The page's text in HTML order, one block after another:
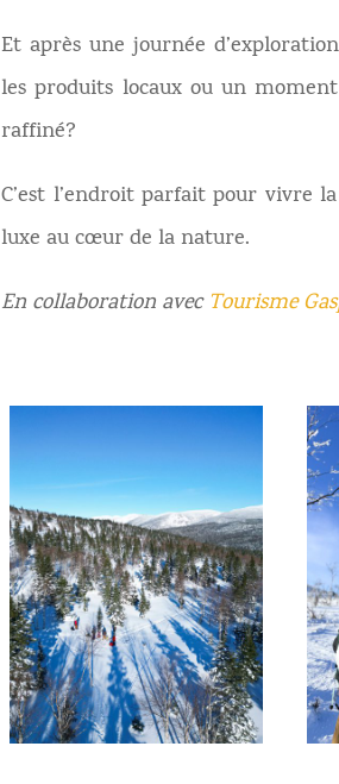
Et après une journée
les produits locaux ou un
raffiné?
C’est l’endroit parfait pour vivre
luxe au cœur de la nature.
En collaboration avec Tourisme